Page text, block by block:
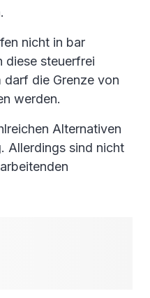
nicht in bar
diese steuerfrei
die Grenze von
werden.
Alternativen
Allerdings sind nicht